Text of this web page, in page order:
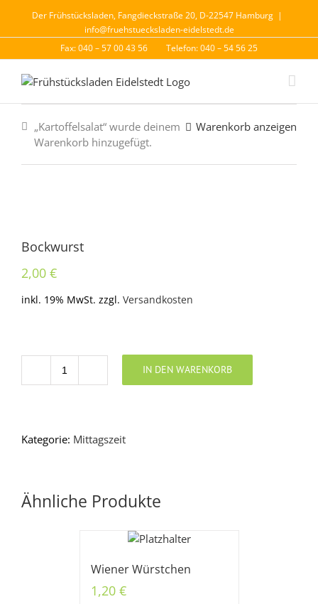
Der Frühstücksladen, Fangdieckstraße 20, D-22547 Hamburg |
info@fruehstuecksladen-eidelstedt.de
Fax: 040 – 57 00 43 56
Telefon: 040 – 54 56 25
Warenkorb anzeigen
„Kartoffelsalat“ wurde deinem
Warenkorb hinzugefügt.
Bockwurst
2,00 €
inkl. 19% MwSt. zzgl. Versandkosten
Anzahl
IN DEN WARENKORB
Kategorie: Mittagszeit
Ähnliche Produkte
Wiener Würstchen
1,20 €